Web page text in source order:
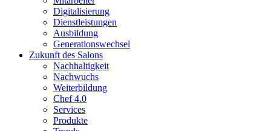
Digitalisierung
Dienstleistungen
Ausbildung
Generationswechsel
Zukunft des Salons
Nachhaltigkeit
Nachwuchs
Weiterbildung
Chef 4.0
Services
Produkte